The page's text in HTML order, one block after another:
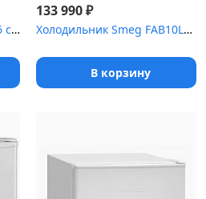
Холодильник Pozis RS-416 серебристый металлоплас (145х55х54 см)
133 990₽
Холодильник Smeg FAB10LRD6
В корзину